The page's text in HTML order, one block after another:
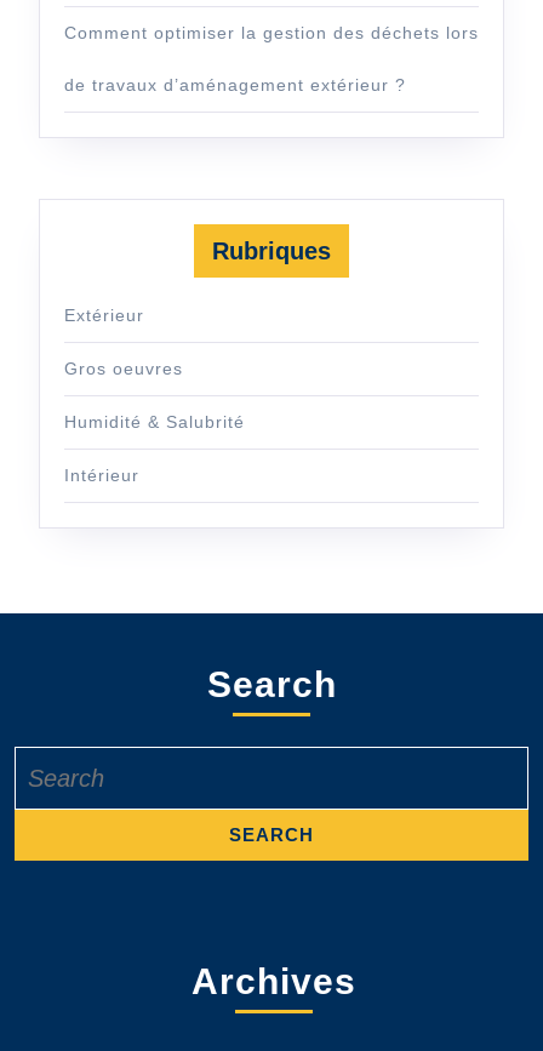
Comment optimiser la gestion des déchets lors
de travaux d’aménagement extérieur ?
Rubriques
Extérieur
Gros oeuvres
Humidité & Salubrité
Intérieur
Search
for:
Archives